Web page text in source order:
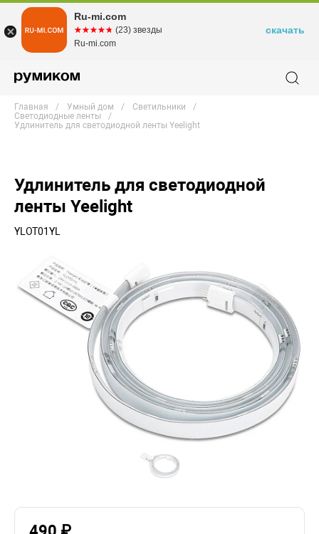
Главная Умный дом
Светильники
Светодиодные ленты
Удлинитель для светодиодной ленты Yeelight
Удлинитель для светодиодной
ленты Yeelight
YLOT01YL
Ru-mi.com
☆☆☆☆☆
★★★★★ (23) звезды
Ru-mi.com
скачать